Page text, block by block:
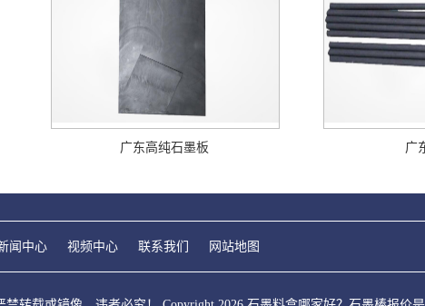
广东高纯石墨板 广
闻中心 视频中心 联系我们 网站地图